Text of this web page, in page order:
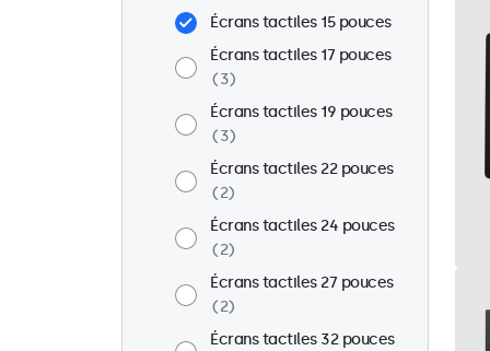
Écrans tactiles 15 pouces
Écrans tactiles 17 pouces
3
Écrans tactiles 19 pouces
3
Écrans tactiles 22 pouces
2
Écrans tactiles 24 pouces
2
Écrans tactiles 27 pouces
2
Écrans tactiles 32 pouces